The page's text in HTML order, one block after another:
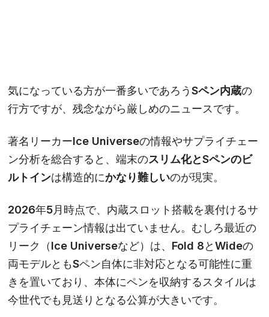
気になっている方が一番多いであろうSペン内蔵の
行方ですが、残念ながら厳しめのニュースです。
著名リーカーIce Universeの情報やサプライチェー
ン分析を総合すると、端末のスリム化とSペンのビ
ルトインは構造的にかなり難しいのが現実。
2026年5月時点で、内蔵スロット搭載を裏付けるサ
プライチェーン情報は出ていません。むしろ最近の
リーク（Ice Universeなど）は、Fold 8とWideの
両モデルともSペン自体に非対応となる可能性に重
きを置いており、本体にペンを収納するスタイルは
今世代でも見送りとなる公算が大きいです。